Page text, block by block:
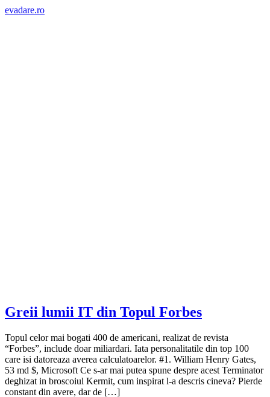
evadare.ro
Greii lumii IT din Topul Forbes
Topul celor mai bogati 400 de americani, realizat de revista
“Forbes”, include doar miliardari. Iata personalitatile din top 100
care isi datoreaza averea calculatoarelor. #1. William Henry Gates,
53 md $, Microsoft Ce s-ar mai putea spune despre acest Terminator
deghizat in broscoiul Kermit, cum inspirat l-a descris cineva? Pierde
constant din avere, dar de […]